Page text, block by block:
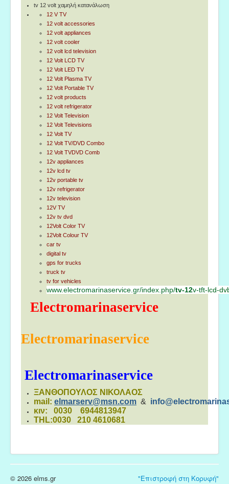
tv 12 volt χαμηλή κατανάλωση
12 V TV
12 volt accessories
12 volt appliances
12 volt cooler
12 volt lcd television
12 Volt LCD TV
12 Volt LED TV
12 Volt Plasma TV
12 Volt Portable TV
12 volt products
12 volt refrigerator
12 Volt Television
12 Volt Televisions
12 Volt TV
12 Volt TV/DVD Combo
12 Volt TVDVD Comb
12v appliances
12v lcd tv
12v portable tv
12v refrigerator
12v television
12V TV
12v tv dvd
12Volt Color TV
12Volt Colour TV
car tv
digital tv
gps for trucks
truck tv
tv for vehicles
www.electromarinaservice.gr/index.php/tv-12v-tft-lcd-
Electromarinaservice
Electromarinaservice
Electromarinaservice
ΞΑΝΘΟΠΟΥΛΟΣ ΝΙΚΟΛΑΟΣ
mail: elmarserv@msn.com &
κιν: 0030 6944813947
THL:0030 210 4610681
"Επιστροφή στη Κορυφή"
© 2026 elms.gr